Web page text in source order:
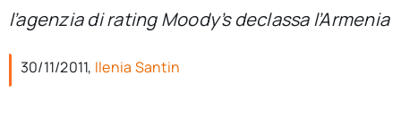
l’agenzia di rating Moody’s declassa l’Armenia
30/11/2011, Ilenia Santin